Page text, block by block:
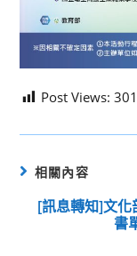
Post Views: 301
相關內容
[訊息轉知]文
書